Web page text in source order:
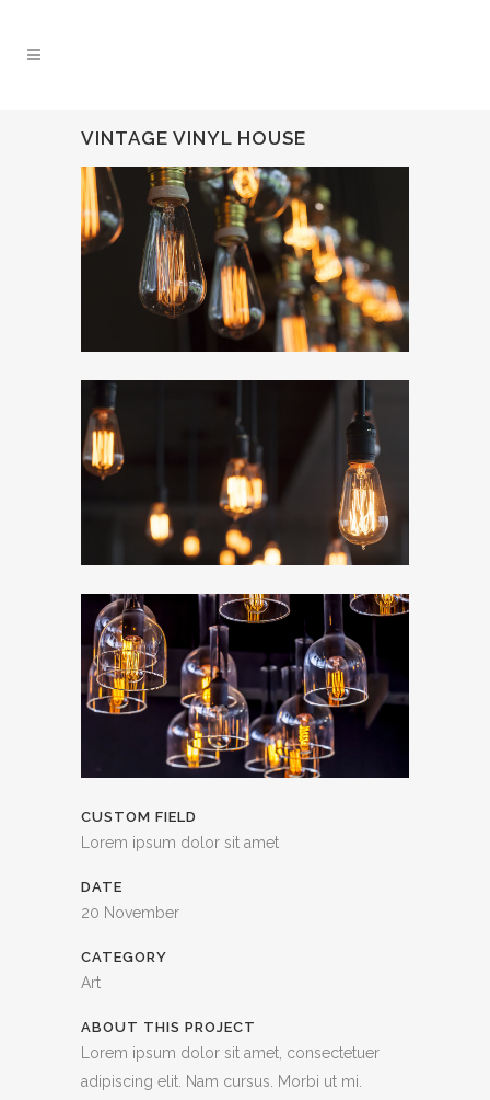
VINTAGE VINYL HOUSE
CUSTOM FIELD
Lorem ipsum dolor sit amet
DATE
20 November
CATEGORY
Art
ABOUT THIS PROJECT
Lorem ipsum dolor sit amet, consectetuer
adipiscing elit. Nam cursus. Morbi ut mi.